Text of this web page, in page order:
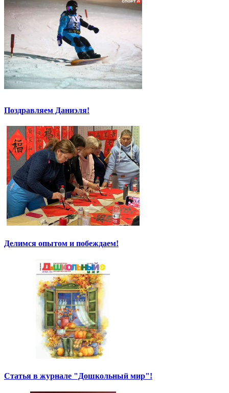
Поздравляем Даниэля!
Делимся опытом и побеждаем!
Статья в журнале "Дошкольный мир"!